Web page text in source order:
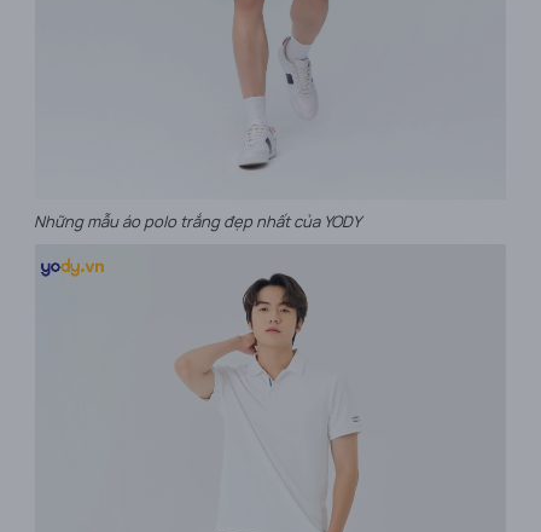
Những mẫu áo polo trắng đẹp nhất của YODY